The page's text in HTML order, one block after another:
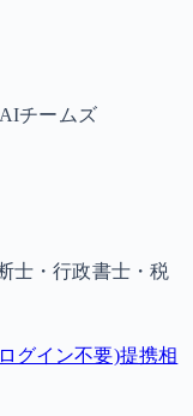
10,000円。
チームズ
士・行政書士・税
グイン不要)提携相